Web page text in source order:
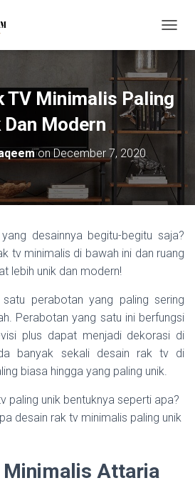
O
G
E
N
A
A
N
TV Minimalis Paling
Dan Modern
on December 7, 2020
desainnya begitu-begitu saja?
tv minimalis di bawah ini dan ruang
lebih unik dan modern!
perabotan yang paling sering
Perabotan yang satu ini berfungsi
plus dapat menjadi dekorasi di
banyak sekali desain rak tv di
biasa hingga yang paling unik.
paling unik bentuknya seperti apa?
desain rak tv minimalis paling unik
Minimalis Attaria